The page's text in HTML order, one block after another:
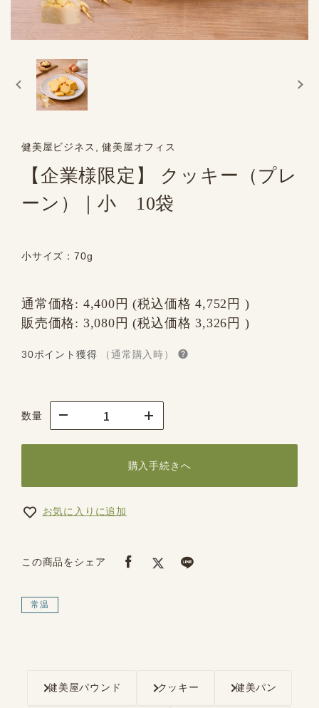
健美屋ビジネス, 健美屋オフィス
【企業様限定】 クッキー（プレ
ーン）｜小 10袋
小サイズ：70g
通常価格: 4,400円 (税込価格4,752円 )
販売価格: 3,080円 (税込価格3,326円 )
30ポイント獲得 （通常購入時）
数量
購入手続きへ
お気に入りに追加
この商品をシェア
常温
健美屋パウンド クッキー 健美パン